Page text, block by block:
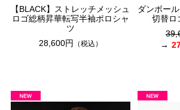
【BLACK】ストレッチメッシュ
ロゴ総柄昇華転写半袖ポロシャ
ツ
28,600円
（税込）
ダンボー
切替ロ